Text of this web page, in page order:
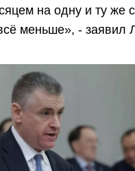
на одну и ту же
меньше», - заявил